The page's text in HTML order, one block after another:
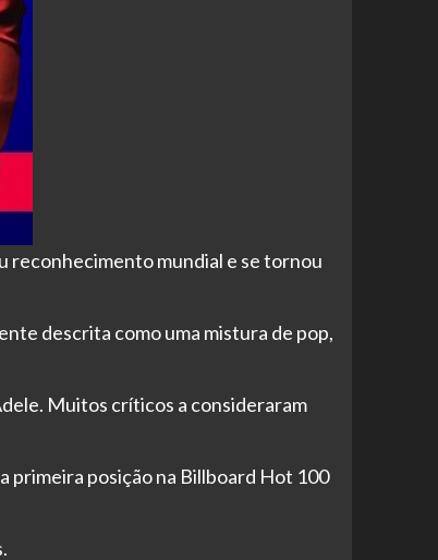
reconhecimento mundial e se tornou
descrita como uma mistura de pop,
Muitos críticos a consideraram
primeira posição na Billboard Hot 100